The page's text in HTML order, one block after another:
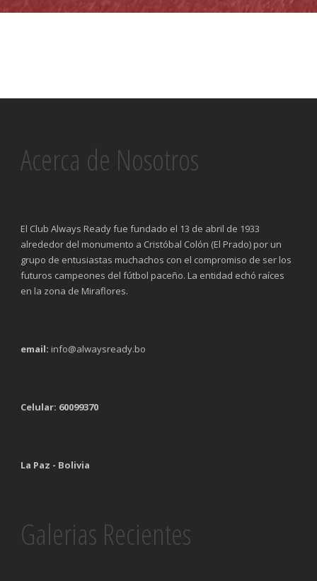
Acerca de Nosotros
El Club Always Ready fue fundado el 13 de abril de 1933
alrededor del monumento a Cristóbal Colón (El Prado) por un
grupo de entusiastas muchachos con el compromiso de ser los
futuros campeones del fútbol paceño. La entidad echó raíces
en la zona de Miraflores.
email: info@alwaysready.bo
Celular: 60099370
La Paz - Bolivia
Galerias Recientes